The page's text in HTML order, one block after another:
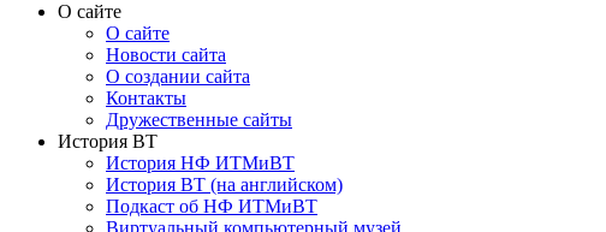
О сайте
О сайте
Новости сайта
О создании сайта
Контакты
Дружественные сайты
История ВТ
История НФ ИТМиВТ
История ВТ (на английском)
Подкаст об НФ ИТМиВТ
Виртуальный компьютерный музей